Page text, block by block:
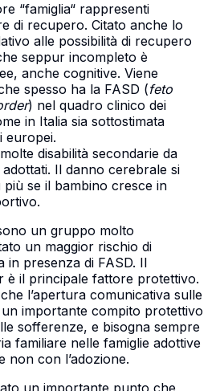
“famiglia“ rappresenti
di recupero. Citato anche lo
alle possibilità di recupero
seppur incompleto è
anche cognitive. Viene
spesso ha la FASD (feto
) nel quadro clinico dei
in Italia sia sottostimata
europei.
disabilità secondarie da
Il danno cerebrale si
se il bambino cresce in
un gruppo molto
un maggior rischio di
in presenza di FASD. Il
è il principale fattore protettivo.
l’apertura comunicativa sulle
importante compito protettivo
sofferenze, e bisogna sempre
familiare nelle famiglie adottive
non con l’adozione.
un importante punto che